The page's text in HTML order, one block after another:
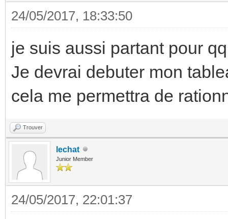
24/05/2017, 18:33:50
je suis aussi partant pour
Je devrai debuter mon
cela me permettra de
Trouver
lechat
Junior Member
24/05/2017, 22:01:37